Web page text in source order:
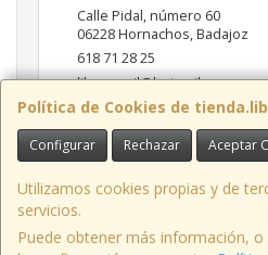
Política de Cookies de
Configurar Rechazar Aceptar
Utilizamos cookies propias y de
servicios.
Puede obtener más información,
Calle Pidal, número 60
06228Hornachos,Badajoz
618 71 28 25
libermovil@hotmail.com
Horario
De Lunes a Viernes 10:00 a